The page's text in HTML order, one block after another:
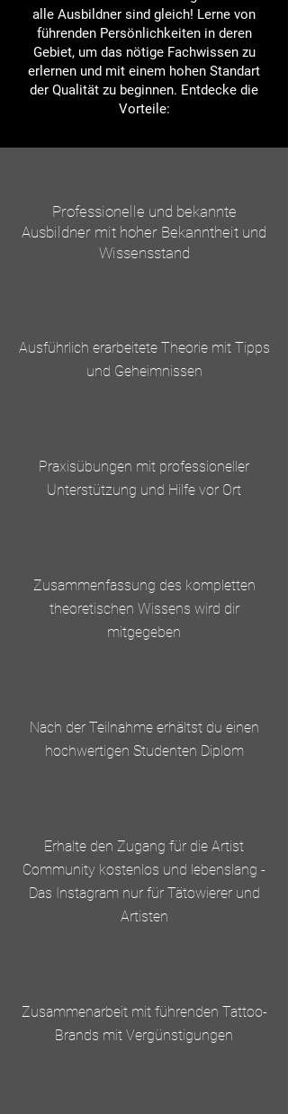
alle Ausbildner sind gleich! Lerne von
führenden Persönlichkeiten in deren
Gebiet, um das nötige Fachwissen zu
erlernen und mit einem hohen Standart
der Qualität zu beginnen. Entdecke die
Vorteile:
Professionelle und bekannte
Ausbildner mit hoher Bekanntheit und
Wissensstand
Ausführlich erarbeitete Theorie mit Tipps
und Geheimnissen
Praxisübungen mit professioneller
Unterstützung und Hilfe vor Ort
Zusammenfassung des kompletten
theoretischen Wissens wird dir
mitgegeben
Nach der Teilnahme erhältst du einen
hochwertigen Studenten Diplom
Erhalte den Zugang für die Artist
Community kostenlos und lebenslang -
Das Instagram nur für Tätowierer und
Artisten
Zusammenarbeit mit führenden Tattoo-
Brands mit Vergünstigungen